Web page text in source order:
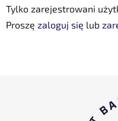
Tylko zarejestrowani
Proszę zaloguj się lub